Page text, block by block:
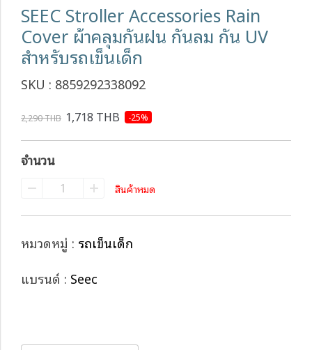
SEEC Stroller Accessories Rain
Cover ผ้าคลุมกันฝน กันลม กัน UV
สำหรับรถเข็นเด็ก
SKU : 8859292338092
2,290 THB 1,718 THB -25%
จำนวน
สินค้าหมด
หมวดหมู่ : รถเข็นเด็ก
แบรนด์ : Seec